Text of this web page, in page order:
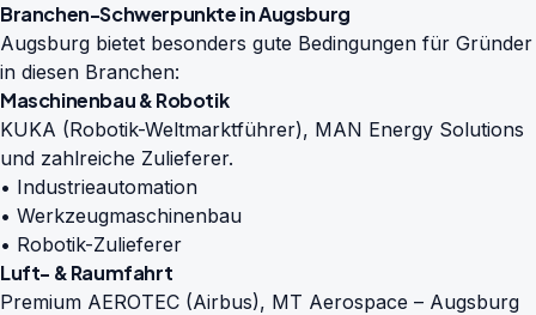
Branchen-Schwerpunkte in Augsburg
Augsburg bietet besonders gute Bedingungen für Gründer
in diesen Branchen:
Maschinenbau & Robotik
KUKA (Robotik-Weltmarktführer), MAN Energy Solutions
und zahlreiche Zulieferer.
• Industrieautomation
• Werkzeugmaschinenbau
• Robotik-Zulieferer
Luft- & Raumfahrt
Premium AEROTEC (Airbus), MT Aerospace – Augsburg